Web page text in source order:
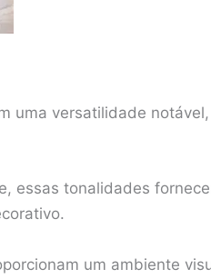
uma versatilidade
essas tonalidades
um ambiente